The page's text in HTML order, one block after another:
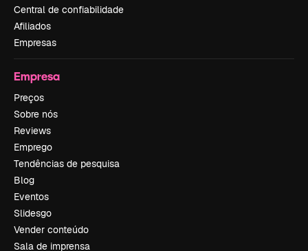
Central de confiabilidade
Afiliados
Empresas
Empresa
Preços
Sobre nós
Reviews
Emprego
Tendências de pesquisa
Blog
Eventos
Slidesgo
Vender conteúdo
Sala de imprensa